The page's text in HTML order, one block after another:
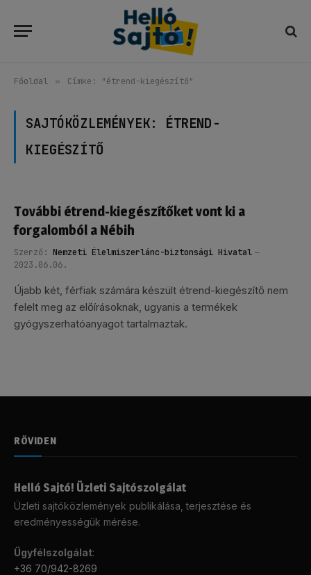
Főoldal » Címke: "étrend-kiegészítő"
SAJTÓKÖZLEMÉNYEK: ÉTREND-
KIEGÉSZÍTŐ
További étrend-kiegészítőket vont ki a
forgalomból a Nébih
Szerző: Nemzeti Élelmiszerlánc-biztonsági Hivatal
2023.06.06.
Újabb két, férfiak számára készült étrend-kiegészítő nem
felelt meg az előírásoknak, ugyanis a termékek
gyógyszerhatóanyagot tartalmaztak.
RÖVIDEN
Helló Sajtó! Üzleti Sajtószolgálat
Üzleti sajtóközlemények publikálása, terjesztése és
eredményességük mérése.
Ügyfélszolgálat:
+36 70/942-8269